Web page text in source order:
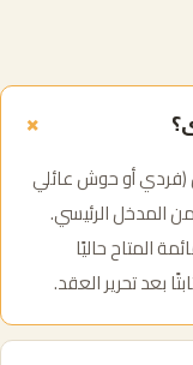
+
(فردي أو حوش عائلي
المدخل الرئيسي.
المتاح حاليًا
بعد تحرير العقد.